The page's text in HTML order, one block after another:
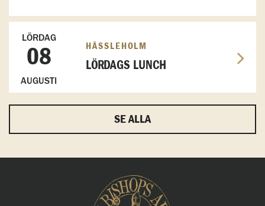
LÖRDAG
08
AUGUSTI
HÄSSLEHOLM
LÖRDAGS LUNCH
SE ALLA